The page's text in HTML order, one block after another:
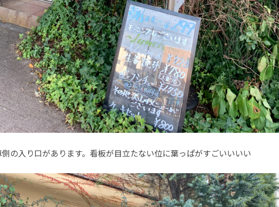
の入り口があります。看板が目立たない位に葉っぱがすごいいいい